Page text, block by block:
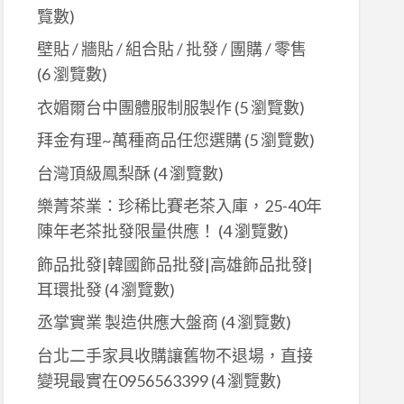
覽數)
壁貼 / 牆貼 / 組合貼 / 批發 / 團購 / 零售
(6 瀏覽數)
衣媚爾台中團體服制服製作(5 瀏覽數)
拜金有理~萬種商品任您選購(5 瀏覽數)
台灣頂級鳳梨酥(4 瀏覽數)
樂菁茶業：珍稀比賽老茶入庫，25-40年
陳年老茶批發限量供應！ (4 瀏覽數)
飾品批發|韓國飾品批發|高雄飾品批發|
耳環批發(4 瀏覽數)
丞掌實業 製造供應大盤商 (4 瀏覽數)
台北二手家具收購讓舊物不退場，直接
變現最實在0956563399(4 瀏覽數)